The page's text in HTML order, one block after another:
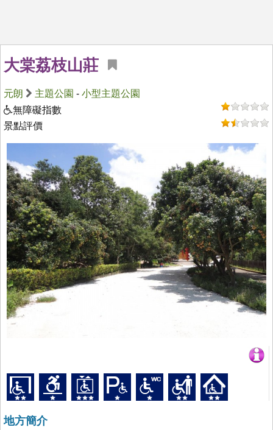
大棠荔枝山莊
元朗 主題公園 - 小型主題公園
無障礙指數
景點評價
地方簡介